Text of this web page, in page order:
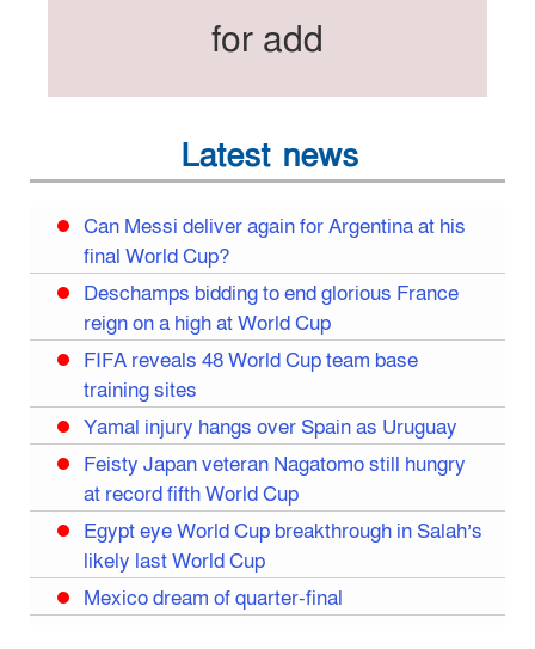
for add
Latest news
Can Messi deliver again for Argentina at his
final World Cup?
Deschamps bidding to end glorious France
reign on a high at World Cup
FIFA reveals 48 World Cup team base
training sites
Yamal injury hangs over Spain as Uruguay
Feisty Japan veteran Nagatomo still hungry
at record fifth World Cup
Egypt eye World Cup breakthrough in Salah’s
likely last World Cup
Mexico dream of quarter-final